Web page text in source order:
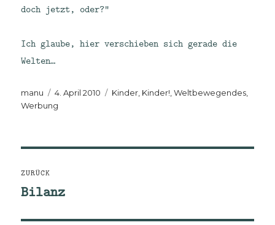
doch jetzt, oder?“
Ich glaube, hier verschieben sich gerade die
Welten…
Autor
manu
Veröffentlicht
am
4. April 2010 Kategorien
Kinder, Kinder! ,Weltbewegendes
Werbung
ZURÜCK
Vorheriger
Bilanz